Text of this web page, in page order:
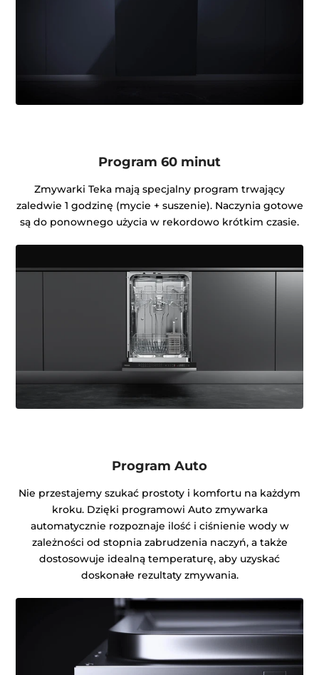
Program 60 minut
Zmywarki Teka mają specjalny program trwający
zaledwie 1 godzinę (mycie + suszenie). Naczynia gotowe
są do ponownego użycia w rekordowo krótkim czasie.
Program Auto
Nie przestajemy szukać prostoty i komfortu na każdym
kroku. Dzięki programowi Auto zmywarka
automatycznie rozpoznaje ilość i ciśnienie wody w
zależności od stopnia zabrudzenia naczyń, a także
dostosowuje idealną temperaturę, aby uzyskać
doskonałe rezultaty zmywania.